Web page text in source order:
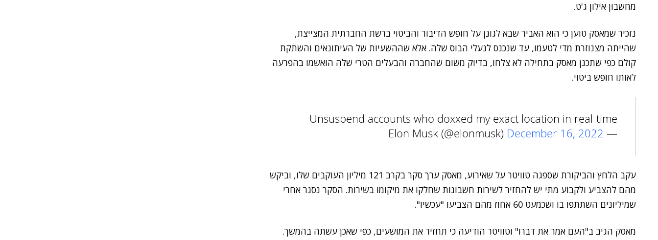
מחשבון אילון ג'ט.
נזכיר שמאסק טוען כי הוא האביר שבא לגונן על חופש הדיבור והביטוי ברשת החברתית המצייצת,
שהייתה מצנוזרת מדי לטעמו, עד שנכנס לנעלי הבוס שלה. אלא שההשעיות של העיתונאים והשתקת
קולם כפי שתכנן מאסק בתחילה לא צלחו, בדיוק משום שהחברה והבעלים הטרי שלה הואשמו בהפרעה
לאותו חופש ביטוי.
Unsuspend accounts who doxxed my exact location in real-time
— Elon Musk (@elonmusk)
December 16, 2022
עקב הלחץ והביקורת שספגה טוויטר על שאירוע, מאסק ערך סקר בקרב 121 מיליון העוקבים שלו, וביקש
מהם להצביע ולקבוע מתי יש להחזיר לשירות חשבונות שחלקו את מיקומו בשירות. הסקר נסגר אחרי
שמיליונים השתתפו בו ושכמעט 60 אחוז מהם הצביעו "עכשיו".
מאסק הגיב ב"העם אמר את דברו" וטוויטר הודיעה כי תחזיר את המושעים, כפי שאכן עשתה בהמשך.